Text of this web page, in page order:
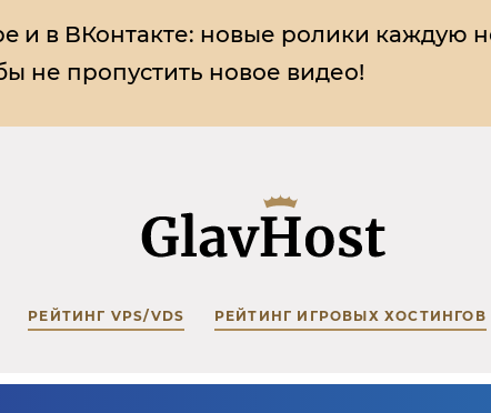
и в ВКонтакте: новые ролики каждую
не пропустить новое видео!
РЕЙТИНГ VPS/VDS РЕЙТИНГ ИГРОВЫХ ХОСТИНГОВ